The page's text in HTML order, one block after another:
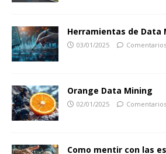
Herramientas de Data
03/01/2025
Orange Data Mining
02/01/2025
Como mentir con las